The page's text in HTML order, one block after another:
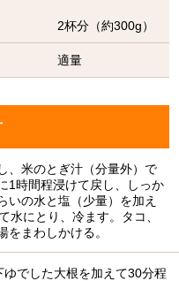
2杯分（約300g）
適量
、米のとぎ汁（分量外）で
1時間程浸けて戻し、しっか
いの水と塩（少量）を加え
水にとり、冷ます。タコ、
まわしかける。
でした大根を加えて30分程